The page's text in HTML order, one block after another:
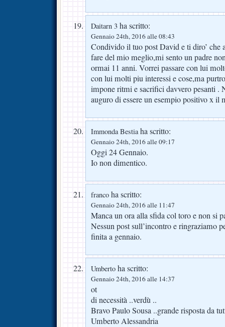
Daitarn 3 ha scritto:
Gennaio 24th, 2016 alle 08:43
Condivido il tuo post David e ti diro’ che
fare del mio meglio,mi sento un padre
ormai 11 anni. Vorrei passare con lui
con lui molti piu interessi e cose,ma
impone ritmi e sacrifici davvero pesanti .
auguro di essere un esempio positivo x il
Immonda Bestiaha scritto:
Gennaio 24th, 2016 alle 09:17
Oggi 24 Gennaio.
Io non dimentico.
franco ha scritto:
Gennaio 24th, 2016 alle 11:47
Manca un ora alla sfida col toro e non si
Nessun post sull’incontro e ringraziamo
finita a gennaio.
Umberto ha scritto:
Gennaio 24th, 2016 alle 14:37
ot
di necessità ..verdù ..
Bravo Paulo Sousa ..grande risposta da
Umberto Alessandria